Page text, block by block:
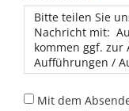
Mit dem